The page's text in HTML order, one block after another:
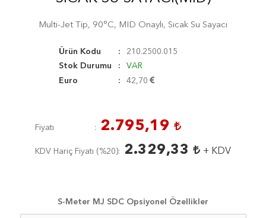
Multi-Jet Tip, 90°C, MID Onaylı, Sıcak Su Sayacı
Ürün Kodu
210.2500.015
Stok Durumu
VAR
Euro
42,70
Fiyatı 2.795,19
KDV Hariç Fiyatı ( %20 ) 2.329,33 + KDV
S-Meter MJ SDC Opsiyonel Özellikler